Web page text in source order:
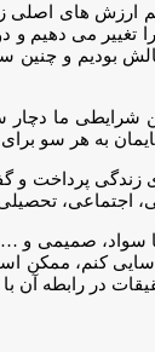
ارزش های اصلی
می دهیم و
بودیم و
شرایطی ما
به هر سو
پرداخت و
اجتماعی،
صمیمی و …
کنم، ممکن
در رابطه آن